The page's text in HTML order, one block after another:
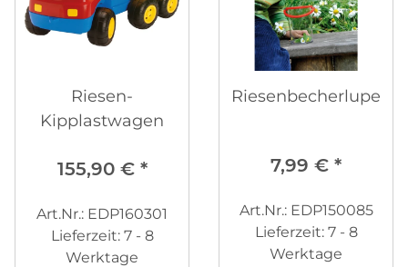
Riesen-
Kipplastwagen
155,90 € *
Art.Nr.: EDP160301
Lieferzeit: 7 - 8
Werktage
Riesenbecherlupe
7,99 € *
Art.Nr.: EDP150085
Lieferzeit: 7 - 8
Werktage